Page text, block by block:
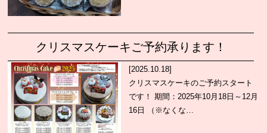
クリスマスケーキご予約承ります！
[2025.10.18]
クリスマスケーキのご予約スタート
です！ 期間：2025年10月18日～12月
16日 （※なくな…